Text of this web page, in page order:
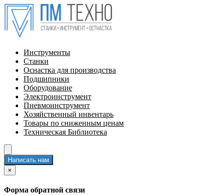
Инструменты
Станки
Оснастка для производства
Подшипники
Оборудование
Электроинструмент
Пневмоинструмент
Хозяйственный инвентарь
Товары по сниженным ценам
Техническая Библиотека
Написать нам
×
Форма обратной связи